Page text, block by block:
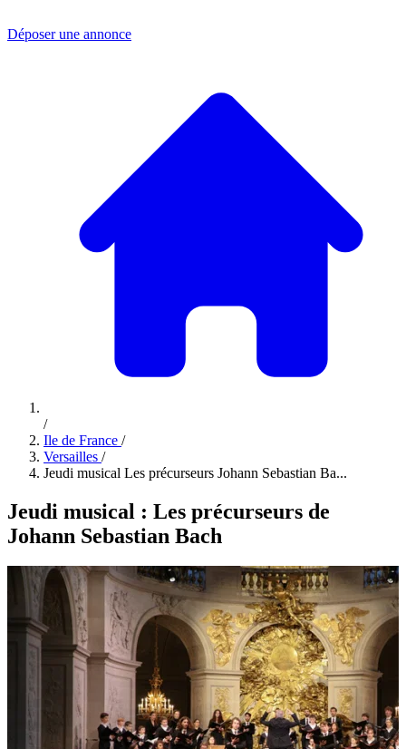
Déposer une annonce
/
Ile de France /
Versailles /
Jeudi musical Les précurseurs Johann Sebastian Ba...
Jeudi musical : Les précurseurs de
Johann Sebastian Bach